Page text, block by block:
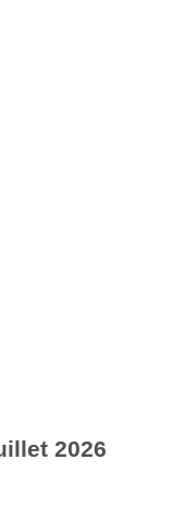
2026